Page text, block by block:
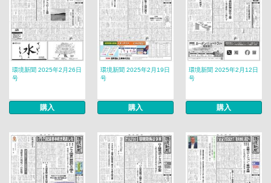
環境新聞 2025年2月26日
号
購入
環境新聞 2025年2月19日
号
購入
環境新聞 2025年2月12日
号
購入